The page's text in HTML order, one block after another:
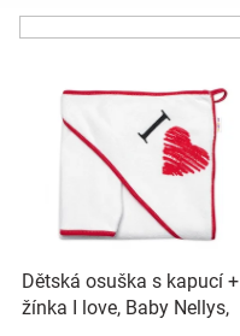
a
Těhotenské
ůo
d
u
Dětská osuška s kapucí +
žínka I love, Baby Nellys,